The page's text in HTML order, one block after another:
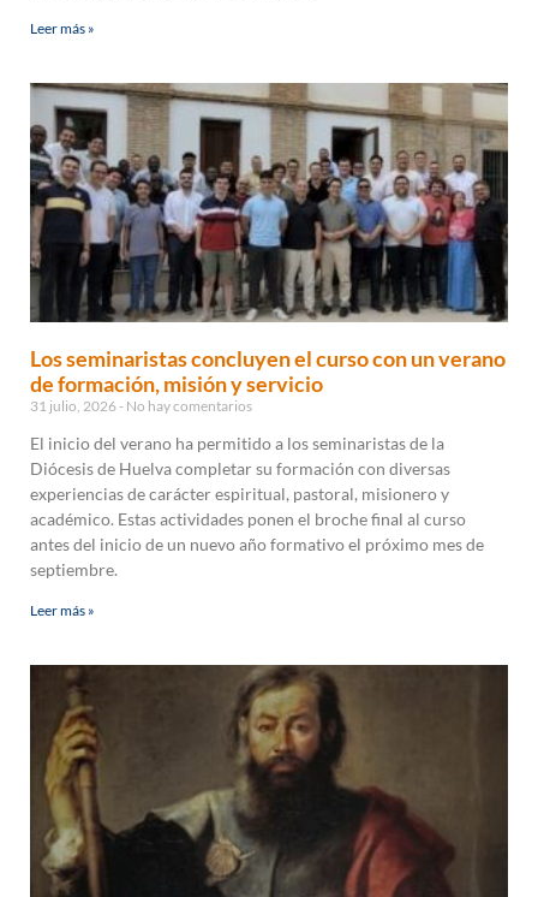
Leer más »
Los seminaristas concluyen el curso con un verano
de formación, misión y servicio
31 julio, 2026 No hay comentarios
El inicio del verano ha permitido a los seminaristas de la
Diócesis de Huelva completar su formación con diversas
experiencias de carácter espiritual, pastoral, misionero y
académico. Estas actividades ponen el broche final al curso
antes del inicio de un nuevo año formativo el próximo mes de
septiembre.
Leer más »